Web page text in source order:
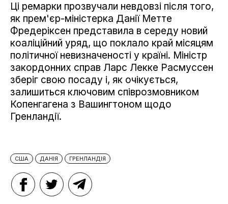
Ці ремарки прозвучали невдовзі після того,
як прем'єр-міністерка Данії Метте
Фредеріксен представила в середу новий
коаліційний уряд, що поклало край місяцям
політичної невизначеності у країні. Міністр
закордонних справ Ларс Лекке Расмуссен
зберіг свою посаду і, як очікується,
залишиться ключовим співрозмовником
Копенгагена з Вашингтоном щодо
Гренландії.
США ДАНІЯ ГРЕНЛАНДІЯ